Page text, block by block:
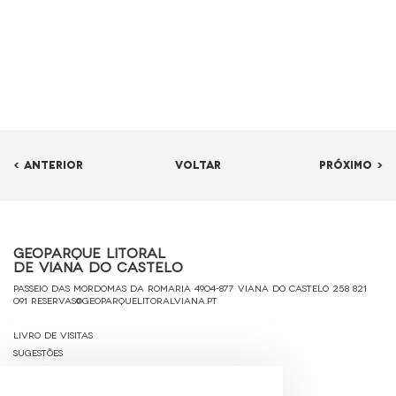
< ANTERIOR VOLTAR PRÓXIMO >
Geoparque Litoral
de Viana do Castelo
Passeio das Mordomas da Romaria 4904-877 Viana do Castelo 258 821
091 reservas@geoparquelitoralviana.pt
Livro de Visitas
Sugestões